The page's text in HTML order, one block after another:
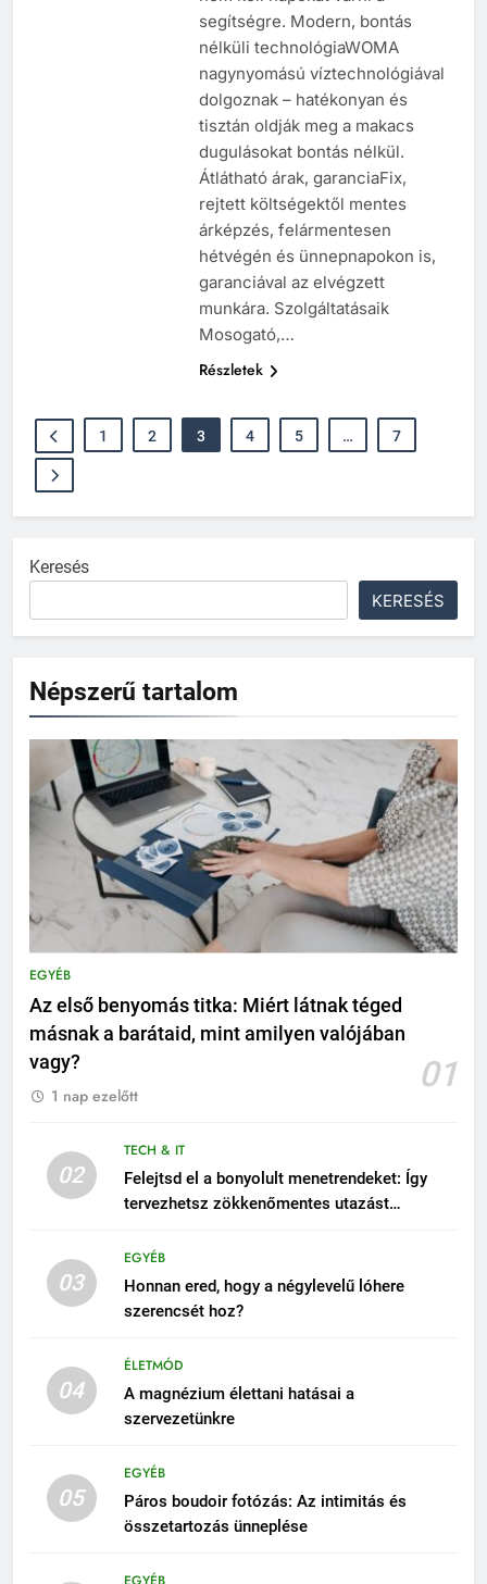
Keresés
KERESÉS
Népszerű tartalom
EGYÉB
Az első benyomás titka: Miért látnak téged
másnak a barátaid, mint amilyen valójában
vagy?
01
1 nap ezelőtt
02
TECH & IT
Felejtsd el a bonyolult menetrendeket: Így
tervezhetsz zökkenőmentes utazást
03
EGYÉB
Honnan ered, hogy a négylevelű lóhere
szerencsét hoz?
04
ÉLETMÓD
A magnézium élettani hatásai a
szervezetünkre
05
EGYÉB
Páros boudoir fotózás: Az intimitás és
összetartozás ünneplése
segítségre. Modern, bontás
nélküli technológiaWOMA
nagynyomású víztechnológiával
dolgoznak – hatékonyan és
tisztán oldják meg a makacs
dugulásokat bontás nélkül.
Átlátható árak, garanciaFix,
rejtett költségektől mentes
árképzés, felármentesen
hétvégén és ünnepnapokon is,
garanciával az elvégzett
munkára. Szolgáltatásaik
Mosogató,…
Részletek
1 2 3 4 5 … 7